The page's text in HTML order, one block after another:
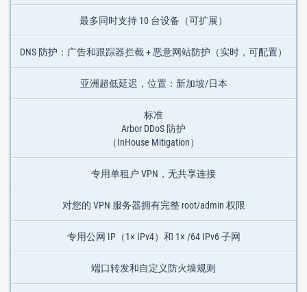
最多同时支持 10 台设备（可扩展）
DNS 防护：广告和跟踪器拦截 + 恶意网站防护（实时，可配置）
亚洲超低延迟，位置：新加坡/日本
标准
Arbor DDoS 防护
（InHouse Mitigation）
专用单租户 VPN，无共享连接
对您的 VPN 服务器拥有完整 root/admin 权限
专用公网 IP（1× IPv4）和 1× /64 IPv6 子网
端口转发和自定义防火墙规则